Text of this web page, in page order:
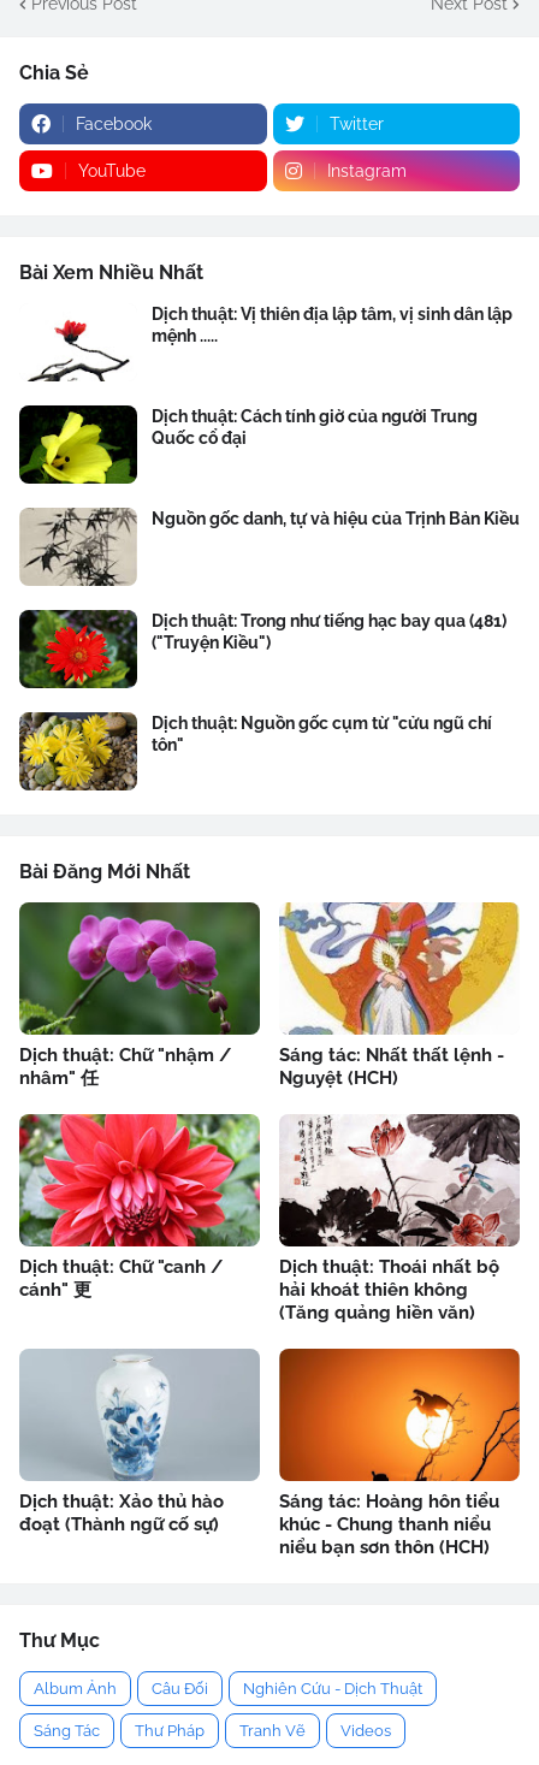
Chia Sẻ
Facebook Twitter
YouTube Instagram
Bài Xem Nhiều Nhất
Dịch thuật: Vị thiên địa lập tâm, vị sinh dân lập
mệnh .....
Dịch thuật: Cách tính giờ của người Trung
Quốc cổ đại
Nguồn gốc danh, tự và hiệu của Trịnh Bản Kiều
Dịch thuật: Trong như tiếng hạc bay qua (481)
("Truyện Kiều")
Dịch thuật: Nguồn gốc cụm từ "cửu ngũ chí
tôn"
Bài Đăng Mới Nhất
Dịch thuật: Chữ "nhậm /
nhâm" 任
Sáng tác: Nhất thất lệnh -
Nguyệt (HCH)
Dịch thuật: Chữ "canh /
cánh" 更
Dịch thuật: Thoái nhất bộ
hải khoát thiên không
(Tăng quảng hiền văn)
Dịch thuật: Xảo thủ hào
đoạt (Thành ngữ cố sự)
Sáng tác: Hoàng hôn tiểu
khúc - Chung thanh niểu
niểu bạn sơn thôn (HCH)
Thư Mục
Album Ảnh Câu Đối Nghiên Cứu - Dịch Thuật
Sáng Tác Thư Pháp Tranh Vẽ Videos